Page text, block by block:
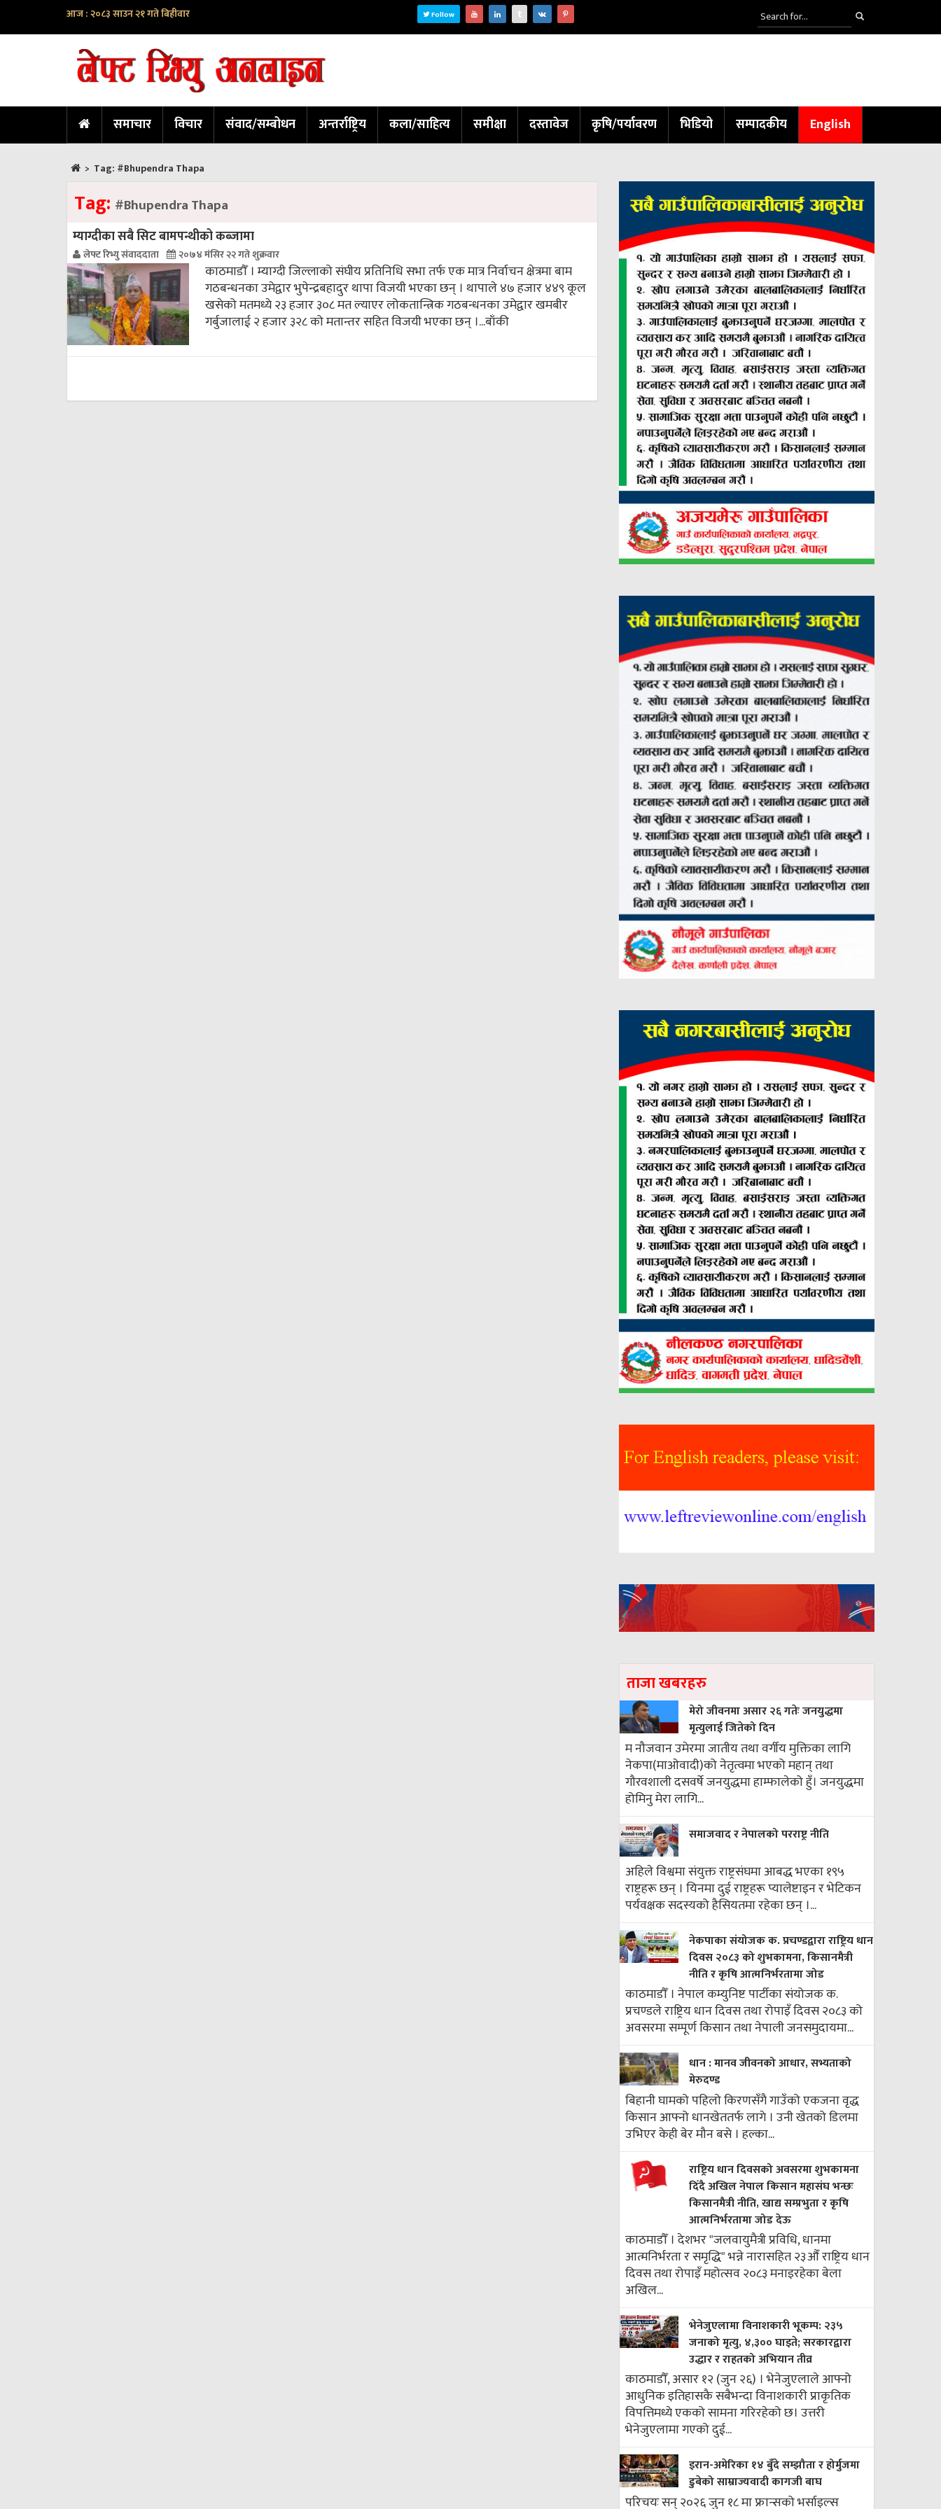
आज : २०८३ साउन २१ गते बिहीवार Follow
समाचार विचार संवाद/सम्बोधन अन्तर्राष्ट्रिय कला/साहित्य समीक्षा दस्तावेज कृषि/पर्यावरण भिडियो सम्पादकीय English
> Tag: #Bhupendra Thapa
Tag: #Bhupendra Thapa
म्याग्दीका सबै सिट बामपन्थीको कब्जामा
लेफ्ट रिभ्यु संवाददाता २०७४ मंसिर २२ गते शुक्रवार
काठमाडौँ । म्याग्दी जिल्लाको संघीय प्रतिनिधि सभा तर्फ एक मात्र निर्वाचन क्षेत्रमा बाम
गठबन्धनका उमेद्वार भुपेन्द्रबहादुर थापा विजयी भएका छन् । थापाले ४७ हजार ४४९ कूल
खसेको मतमध्ये २३ हजार ३०८ मत ल्याएर लोकतान्त्रिक गठबन्धनका उमेद्वार खमबीर
गर्बुजालाई २ हजार ३२८ को मतान्तर सहित विजयी भएका छन् ।...बाँकी
ताजा खबरहरु
मेरो जीवनमा असार २६ गतेः जनयुद्धमा
मृत्युलाई जितेको दिन
म नौजवान उमेरमा जातीय तथा वर्गीय मुक्तिका लागि
नेकपा(माओवादी)को नेतृत्वमा भएको महान् तथा
गौरवशाली दसवर्षे जनयुद्धमा हाम्फालेको हुँ। जनयुद्धमा
होमिनु मेरा लागि...
समाजवाद र नेपालको परराष्ट्र नीति
अहिले विश्वमा संयुक्त राष्ट्रसंघमा आबद्ध भएका १९५
राष्ट्रहरू छन् । यिनमा दुई राष्ट्रहरू प्यालेष्टाइन र भेटिकन
पर्यवक्षक सदस्यको हैसियतमा रहेका छन् ।...
नेकपाका संयोजक क. प्रचण्डद्वारा राष्ट्रिय धान
दिवस २०८३ को शुभकामना, किसानमैत्री
नीति र कृषि आत्मनिर्भरतामा जोड
काठमाडौँ । नेपाल कम्युनिष्ट पार्टीका संयोजक क.
प्रचण्डले राष्ट्रिय धान दिवस तथा रोपाइँ दिवस २०८३ को
अवसरमा सम्पूर्ण किसान तथा नेपाली जनसमुदायमा...
धान : मानव जीवनको आधार, सभ्यताको
मेरुदण्ड
बिहानी घामको पहिलो किरणसँगै गाउँको एकजना वृद्ध
किसान आफ्नो धानखेततर्फ लागे । उनी खेतको डिलमा
उभिएर केही बेर मौन बसे । हल्का...
राष्ट्रिय धान दिवसको अवसरमा शुभकामना
दिँदै अखिल नेपाल किसान महासंघ भन्छः
किसानमैत्री नीति, खाद्य सम्प्रभुता र कृषि
आत्मनिर्भरतामा जोड देऊ
काठमाडौँ । देशभर "जलवायुमैत्री प्रविधि, धानमा
आत्मनिर्भरता र समृद्धि" भन्ने नारासहित २३औँ राष्ट्रिय धान
दिवस तथा रोपाइँ महोत्सव २०८३ मनाइरहेका बेला
अखिल...
भेनेजुएलामा विनाशकारी भूकम्प: २३५
जनाको मृत्यु, ४,३०० घाइते; सरकारद्वारा
उद्धार र राहतको अभियान तीव्र
काठमाडौँ, असार १२ (जुन २६) । भेनेजुएलाले आफ्नो
आधुनिक इतिहासकै सबैभन्दा विनाशकारी प्राकृतिक
विपत्तिमध्ये एकको सामना गरिरहेको छ। उत्तरी
भेनेजुएलामा गएको दुई...
इरान-अमेरिका १४ बुँदे सम्झौता र होर्मुजमा
डुबेको साम्राज्यवादी कागजी बाघ
परिचयः सन् २०२६ जुन १८ मा फ्रान्सको भर्साइल्स